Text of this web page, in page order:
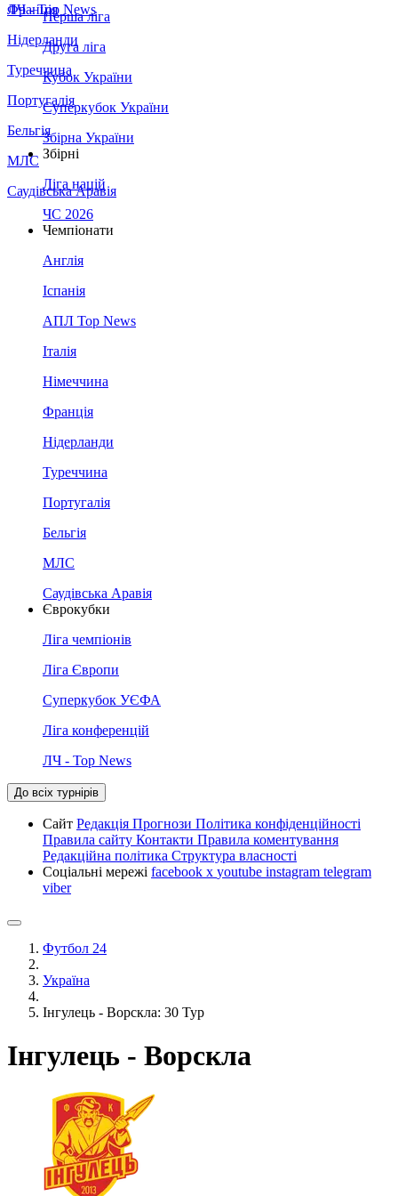
Франція
Нідерланди
Туреччина
Португалія
Бельгія
МЛС
Саудівська Аравія
ЛЧ - Top News
Перша ліга
Друга ліга
Кубок України
Суперкубок України
Збірна України
Збірні
Ліга націй
ЧС 2026
Чемпіонати
Англія
Іспанія
АПЛ Top News
Італія
Німеччина
Франція
Нідерланди
Туреччина
Португалія
Бельгія
МЛС
Саудівська Аравія
Єврокубки
Ліга чемпіонів
Ліга Європи
Суперкубок УЄФА
Ліга конференцій
ЛЧ - Top News
До всіх турнірів
Сайт Редакція Прогнози Політика конфіденційності
Правила сайту Контакти Правила коментування
Редакційна політика Структура власності
Соціальні мережі facebook x youtube instagram telegram
viber
Футбол 24
Україна
Інгулець - Ворскла: 30 Тур
Інгулець - Ворскла